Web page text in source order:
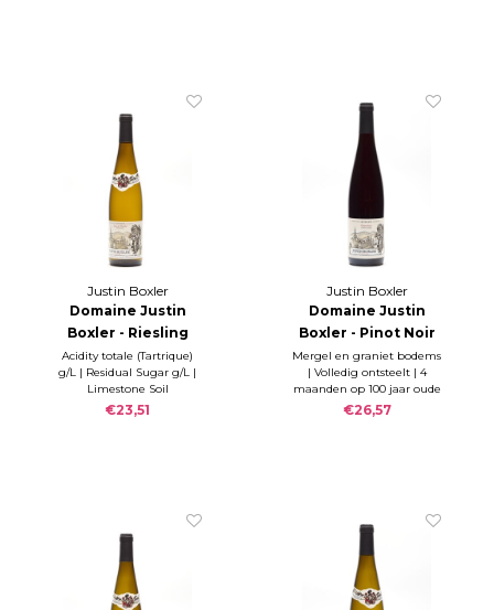
Justin Boxler
Domaine Justin
Boxler - Riesling
Lieu-dit Pfoeller
2021
Acidity totale (Tartrique)
g/L | Residual Sugar g/L |
Limestone Soil
€23,51
Justin Boxler
Domaine Justin
Boxler - Pinot Noir
2023
Mergel en graniet bodems
| Volledig ontsteelt | 4
maanden op 100 jaar oude
foeders
€26,57